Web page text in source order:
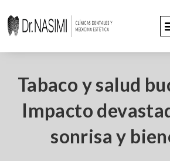
Tabaco y salud
Impacto
sonrisa y